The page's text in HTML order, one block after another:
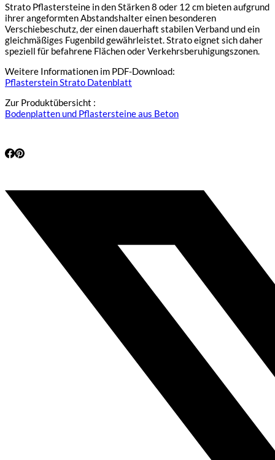
Strato Pflastersteine in den Stärken 8 oder 12 cm bieten aufgrund
ihrer angeformten Abstandshalter einen besonderen
Verschiebeschutz, der einen dauerhaft stabilen Verband und ein
gleichmäßiges Fugenbild gewährleistet. Strato eignet sich daher
speziell für befahrene Flächen oder Verkehrsberuhigungszonen.
Weitere Informationen im PDF-Download:
Pflasterstein Strato Datenblatt
Zur Produktübersicht :
Bodenplatten und Pflastersteine aus Beton